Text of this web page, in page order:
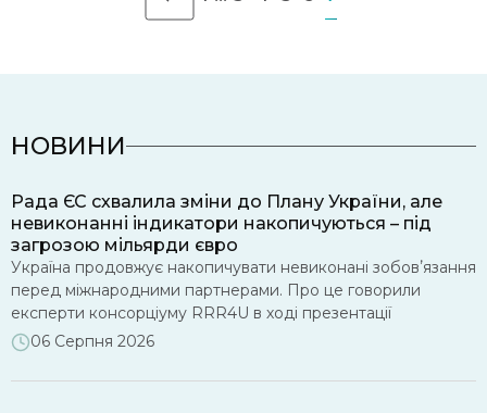
НОВИНИ
Рада ЄС схвалила зміни до Плану України, але
невиконанні індикатори накопичуються – під
загрозою мільярди євро
Україна продовжує накопичувати невиконані зобовʼязання
перед міжнародними партнерами. Про це говорили
експерти консорціуму RRR4U в ході презентації
моніторингу виконання нової програми МВФ та реалізації
схвалила зміни до Плану України. Це рішення, відкриває
06 Серпня 2026